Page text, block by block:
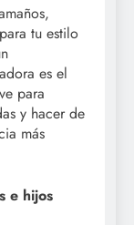
tu estilo
es el
para
y hacer de
más
e hijos